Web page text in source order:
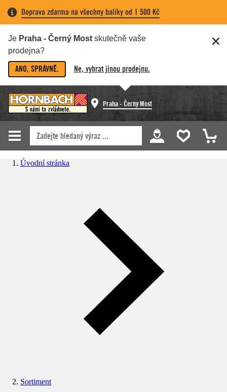
Doprava zdarma na všechny balíky od 1 500 Kč
Je Praha - Černý Most skutečně vaše
prodejna?
ANO, SPRÁVNĚ. Ne, vybrat jinou prodejnu.
Praha - Černý Most
Úvodní stránka
Sortiment